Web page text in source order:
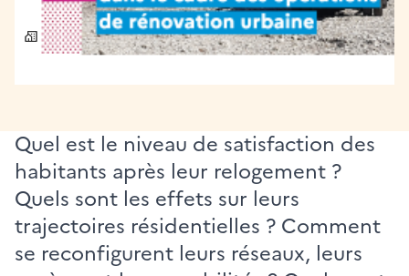
Logement et urbanisme
Publié le 25/09/2021
Quel est le niveau de satisfaction des
habitants après leur relogement ?
Quels sont les effets sur leurs
trajectoires résidentielles ? Comment
se reconfigurent leurs réseaux, leurs